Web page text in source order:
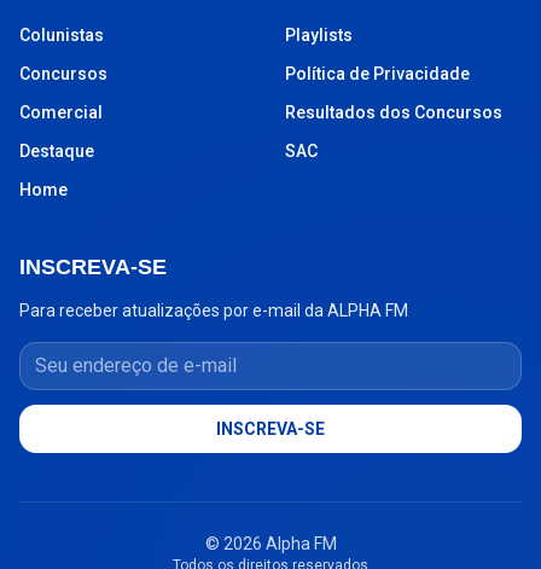
Colunistas
Concursos
Comercial
Destaque
Home
Playlists
Política de Privacidade
Resultados dos Concursos
SAC
INSCREVA-SE
Para receber atualizações por e-mail da ALPHA FM
Seu endereço de e-mail
INSCREVA-SE
© 2026 Alpha FM
Todos os direitos reservados